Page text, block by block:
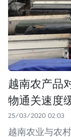
越南农产品
物通关速度
25/03/2020 02:03
越南农业与农